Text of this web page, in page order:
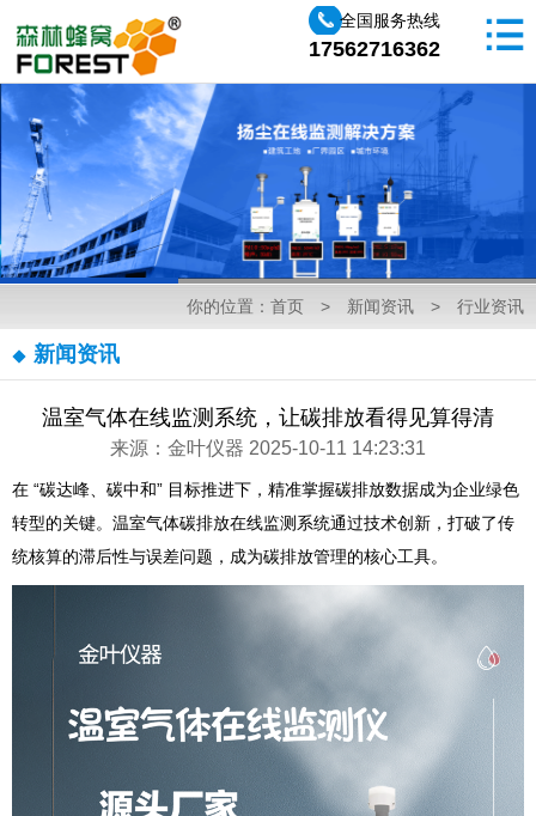
全国服务热线
17562716362
你的位置： 首页 > 新闻资讯 > 行业资讯
新闻资讯
温室气体在线监测系统，让碳排放看得见算得清
来源：金叶仪器 2025-10-11 14:23:31
在 “碳达峰、碳中和” 目标推进下，精准掌握碳排放数据成为企业绿色
转型的关键。温室气体碳排放在线监测系统通过技术创新，打破了传
统核算的滞后性与误差问题，成为碳排放管理的核心工具。